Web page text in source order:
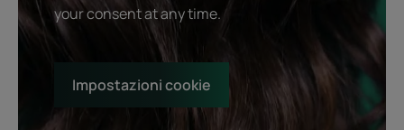
your consent at any time.
Impostazioni cookie